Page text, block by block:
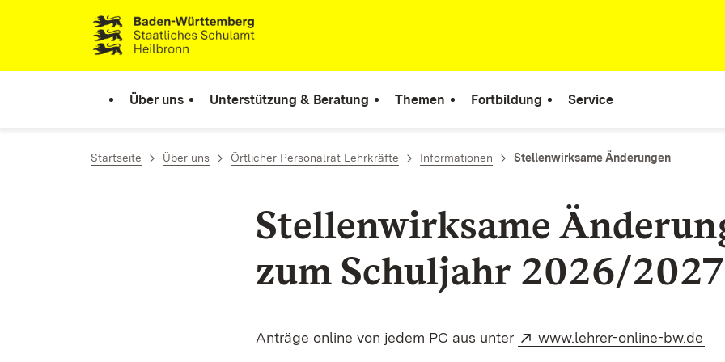
Zum Inhalt springen
Link zur Startseite
Über uns Unterstützung & Beratung Themen Fortbildung Service
Startseite Über uns Örtlicher Personalrat Lehrkräfte Informationen Stellenwirksame Änderungen
Stellenwirksame
zum Schuljahr 2026/2027
Anträge online von jedem PC aus unter Extern:
www.lehrer-online-bw.de